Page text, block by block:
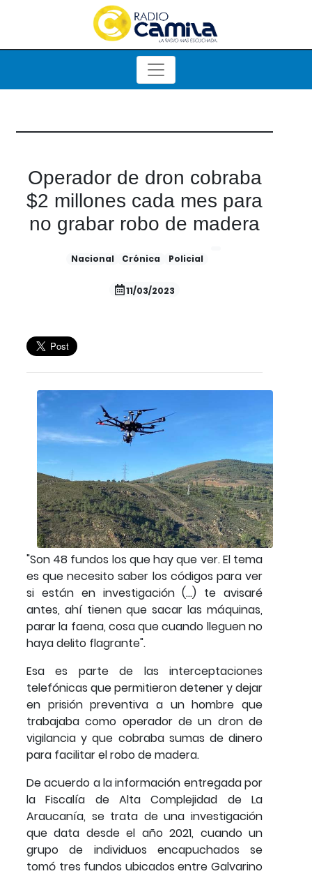
Operador de dron cobraba
$2 millones cada mes para
no grabar robo de madera
Nacional Crónica Policial
11/03/2023
"Son 48 fundos los que hay que ver. El tema
es que necesito saber los códigos para ver
si están en investigación (...) te avisaré
antes, ahí tienen que sacar las máquinas,
parar la faena, cosa que cuando lleguen no
haya delito flagrante".
Esa es parte de las interceptaciones
telefónicas que permitieron detener y dejar
en prisión preventiva a un hombre que
trabajaba como operador de un dron de
vigilancia y que cobraba sumas de dinero
para facilitar el robo de madera.
De acuerdo a la información entregada por
la Fiscalía de Alta Complejidad de La
Araucanía, se trata de una investigación
que data desde el año 2021, cuando un
grupo de individuos encapuchados se
tomó tres fundos ubicados entre Galvarino